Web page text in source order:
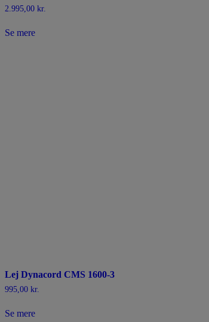
2.995,00 kr.
Se mere
Lej Dynacord CMS 1600-3
995,00 kr.
Se mere